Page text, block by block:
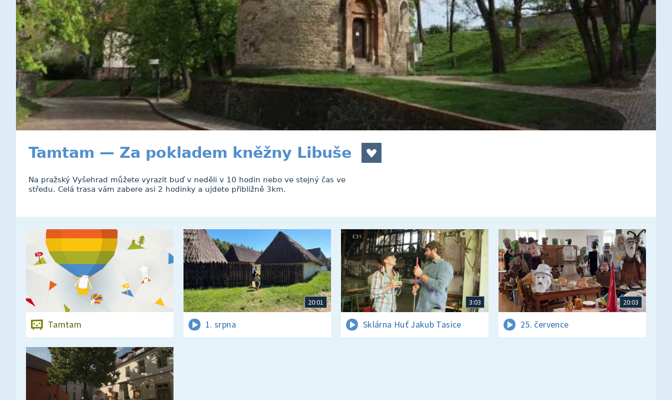
Tamtam — Za pokladem kněžny Libuše
Na pražský Vyšehrad můžete vyrazit buď v neděli v 10 hodin nebo ve stejný čas ve
středu. Celá trasa vám zabere asi 2 hodinky a ujdete přibližně 3km.
Tamtam
20:01
1. srpna
3:03
Sklárna Huť Jakub Tasice
20:03
25. července